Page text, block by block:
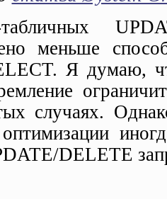
меньше
Я думаю,
случаях.
DELETE